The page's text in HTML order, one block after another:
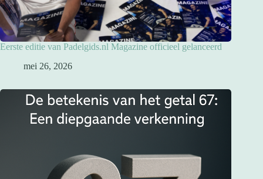
Eerste editie van Padelgids.nl Magazine officieel gelanceerd
mei 26, 2026